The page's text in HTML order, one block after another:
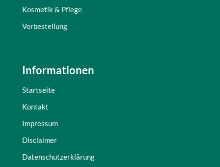
Kosmetik & Pflege
Vorbestellung
Informationen
Startseite
Kontakt
Impressum
Disclaimer
Datenschutzerklärung